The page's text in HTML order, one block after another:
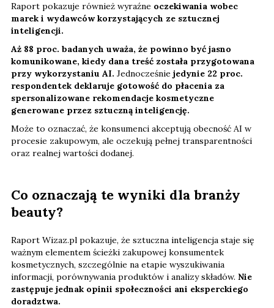
Raport pokazuje również wyraźne oczekiwania wobec
marek i wydawców korzystających ze sztucznej
inteligencji.
Aż 88 proc. badanych uważa, że powinno być jasno
komunikowane, kiedy dana treść została przygotowana
przy wykorzystaniu AI. Jednocześnie jedynie 22 proc.
respondentek deklaruje gotowość do płacenia za
spersonalizowane rekomendacje kosmetyczne
generowane przez sztuczną inteligencję.
Może to oznaczać, że konsumenci akceptują obecność AI w
procesie zakupowym, ale oczekują pełnej transparentności
oraz realnej wartości dodanej.
Co oznaczają te wyniki dla branży
beauty?
Raport Wizaz.pl pokazuje, że sztuczna inteligencja staje się
ważnym elementem ścieżki zakupowej konsumentek
kosmetycznych, szczególnie na etapie wyszukiwania
informacji, porównywania produktów i analizy składów. Nie
zastępuje jednak opinii społeczności ani eksperckiego
doradztwa.